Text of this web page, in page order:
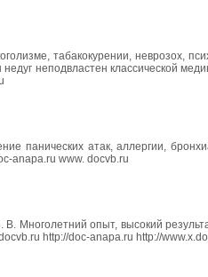
табакокурении, неврозох,
неподвластен классической
панических атак, аллергии,
anapa.ru www. docvb.ru
опыт, высокий
http://doc-anapa.ru http://